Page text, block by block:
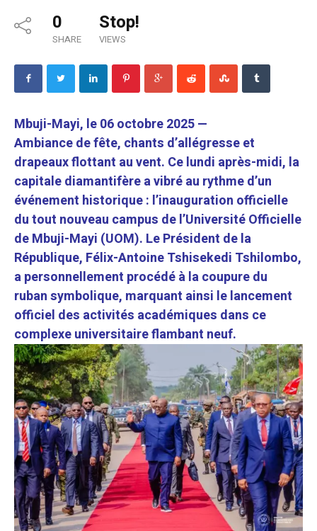
0
SHARE
Stop!
VIEWS
Mbuji-Mayi, le 06 octobre 2025 —
Ambiance de fête, chants d’allégresse et
drapeaux flottant au vent. Ce lundi après-midi, la
capitale diamantifère a vibré au rythme d’un
événement historique : l’inauguration officielle
du tout nouveau campus de l’Université Officielle
de Mbuji-Mayi (UOM). Le Président de la
République, Félix-Antoine Tshisekedi Tshilombo,
a personnellement procédé à la coupure du
ruban symbolique, marquant ainsi le lancement
officiel des activités académiques dans ce
complexe universitaire flambant neuf.